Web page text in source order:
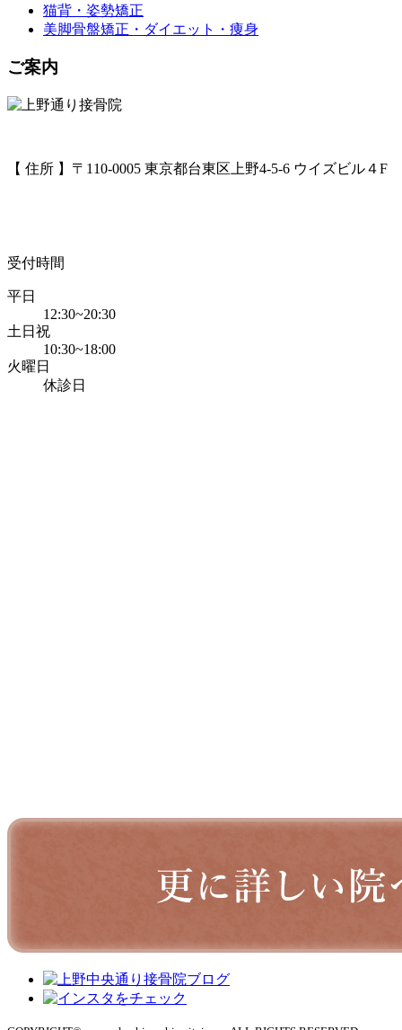
猫背・姿勢矯正
美脚骨盤矯正・ダイエット・痩身
ご案内
【 住所 】〒110-0005 東京都台東区上野4-5-6 ウイズビル４F
受付時間
平日
12:30~20:30
土日祝
10:30~18:00
火曜日
休診日